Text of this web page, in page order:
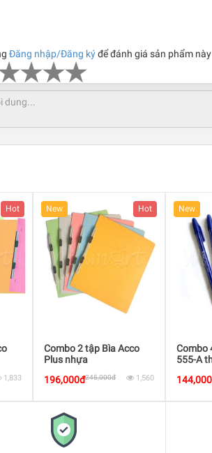
Đăng nhập/Đăng kýđể đánh giá sản phẩm này
Hot
1,833
New Hot
Combo 2 tập Bìa Acco
Plus nhựa
196,000đ245,000đ 1,560
New
Combo
555-A